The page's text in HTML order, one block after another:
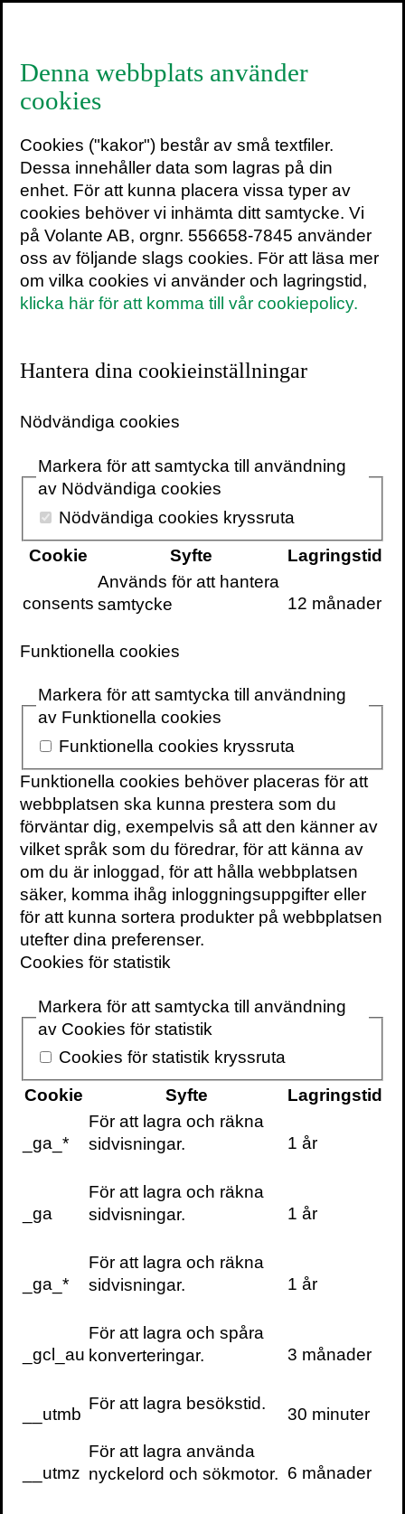
25 november 2013 2 min
Skulle du ge ditt barn ett piller som
förbättrar minnet inför det nationella provet i
skolan?
Mediciner och andra substanser som till
framtiden som kan skärpa våra mentala
på de etiska frågor som då blir aktuella.
att använda måste flera andra viktiga frågor
besvaras.
Vem ska få ta sådana läkemedel? Är det
bara människor som av någon anledning
fått en försämrad kognitiv förmåga efter en
hjärnsjukdom, eller också helt friska
personer? Kan man på vissa arbetsplatser
tvingas att använda nootroper (”nootrop” är
förbättrar hjärnans funktion), eftersom alla
andra gör det och för att man själv inte ska
kollegor på arbetsplatsen och i skolan
använda hjärndoping för att nå bättre
resultat och kommer synen på hjärnans
normala kapacitet att ändras? Kanske
kommer en nation av hårt arbetande
människor att börja ta minnespiller. Det
verkar orättvist att vissa ska kunna ta ett
piller för att prestera bättre, men många i
samhället har ju redan nu speciella
förmågor och färdigheter som ger dem
Våra minnen och färdigheter är en stor del
av vad vi som människor är. När vi börjar
hjärndopa oss kommer vår normala och på
många sätt bristfälliga mänskliga natur att
framstå som patologisk. Det normala blir en
medicinsk fråga.
Vi vill inte alltid minnas och ett fulländat
minne är långtifrån alltid eftersträvansvärt.
Det är trots allt så att vi ofta försöker
tidigare i livet. Vi vill inte vara som
författaren Jorge Luis Borges novellfigur
oändligt bra minne och som exakt kan
komma ihåg hur molnen såg ut en majdag
välbehag återskapar en tidigare förfluten
dag tar det också en hel dag i anspråk.
För minnet betyder mer inte alltid bättre.
Denna webbplats använder
cookies
Cookies ("kakor") består av små textfiler.
Dessa innehåller data som lagras på din
enhet. För att kunna placera vissa typer av
cookies behöver vi inhämta ditt samtycke. Vi
på Volante AB, orgnr. 556658-7845 använder
oss av följande slags cookies. För att läsa mer
om vilka cookies vi använder och lagringstid,
klicka här för att komma till vår cookiepolicy.
Hantera dina cookieinställningar
Nödvändiga cookies
Markera för att samtycka till användning
av Nödvändiga cookies
Nödvändiga cookies kryssruta
Cookie
Syfte Lagringstid
consents
Används för att hantera
samtycke
12 månader
Funktionella cookies
Markera för att samtycka till användning
av Funktionella cookies
Funktionella cookies kryssruta
Funktionella cookies behöver placeras för att
webbplatsen ska kunna prestera som du
förväntar dig, exempelvis så att den känner av
vilket språk som du föredrar, för att känna av
om du är inloggad, för att hålla webbplatsen
säker, komma ihåg inloggningsuppgifter eller
för att kunna sortera produkter på webbplatsen
utefter dina preferenser.
Cookies för statistik
Markera för att samtycka till användning
av Cookies för statistik
Cookies för statistik kryssruta
Cookie
Syfte Lagringstid
_ga_*
För att lagra och räkna
sidvisningar.
1 år
_ga
För att lagra och räkna
sidvisningar.
1 år
_ga_*
För att lagra och räkna
sidvisningar.
1 år
_gcl_au
För att lagra och spåra
konverteringar.
3 månader
__utmb
För att lagra besökstid.
30 minuter
__utmz
För att lagra använda
nyckelord och sökmotor. 6 månader